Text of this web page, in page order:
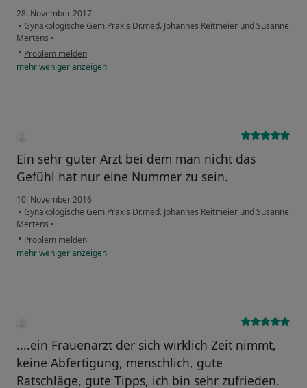
28. November 2017
• Gynäkologische Gem.Praxis Dr.med. Johannes Reitmeier und Susanne
Mertens •
• Problem melden
mehrwenigeranzeigen
Ein sehr guter Arzt bei dem man nicht das
Gefühl hat nur eine Nummer zu sein.
10. November 2016
• Gynäkologische Gem.Praxis Dr.med. Johannes Reitmeier und Susanne
Mertens •
• Problem melden
mehrwenigeranzeigen
....ein Frauenarzt der sich wirklich Zeit nimmt,
keine Abfertigung, menschlich, gute
Ratschläge, gute Tipps, ich bin sehr zufrieden.